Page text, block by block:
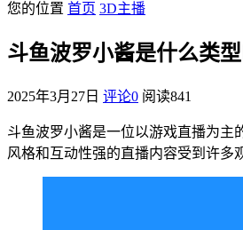
您的位置 首页 3D主播
斗鱼波罗小酱是什么类型
2025年3月27日 评论0 阅读841
斗鱼波罗小酱是一位以游戏直播为主
风格和互动性强的直播内容受到许多